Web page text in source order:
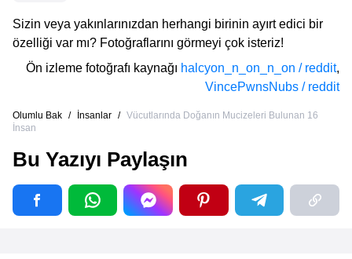
Sizin veya yakınlarınızdan herhangi birinin ayırt edici bir
özelliği var mı? Fotoğraflarını görmeyi çok isteriz!
Ön izleme fotoğrafı kaynağı halcyon_n_on_n_on / reddit,
VincePwnsNubs / reddit
Olumlu Bak / İnsanlar / Vücutlarında Doğanın Mucizeleri Bulunan 16
İnsan
Bu Yazıyı Paylaşın